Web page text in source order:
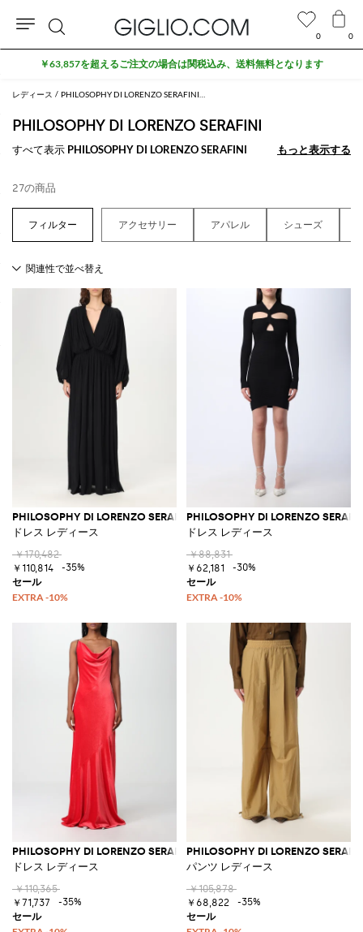
レディース
PHILOSOPHY DI LORENZO SERAFINI
すべて表示 PHILOSOPHY DI LORENZO SERAFINI もっと表示する
もっと表示する
27の商品
アクセサリー アパレル シューズ
PHILOSOPHY DI LORENZO SERAFINI
ドレス レディース
￥170,482
￥110,814
-35%
PHILOSOPHY DI LORENZO
ドレス レディース
￥88,831
￥62,181
-30%
PHILOSOPHY DI LORENZO SERAFINI
ドレス レディース
￥110,365
￥71,737
-35%
PHILOSOPHY DI LORENZO
パンツ レディース
￥105,878
￥68,822
-35%
0 0
検
索
￥63,857を超えるご注文の場合は関税込み、送料無料となります